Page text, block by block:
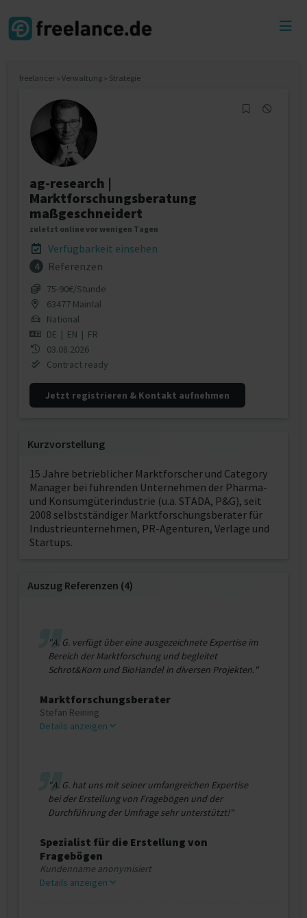
freelancer » Verwaltung » Strategie
ag-research |
Marktforschungsberatung
maßgeschneidert
zuletzt online vor wenigen Tagen
Verfügbarkeit einsehen
4 Referenzen
75‐90€/Stunde
63477 Maintal
National
DE | EN | FR
03.08.2026
Contract ready
Jetzt registrieren & Kontakt aufnehmen
Kurzvorstellung
15 Jahre betrieblicher Marktforscher und Category
Manager bei führenden Unternehmen der Pharma-
und Konsumgüterindustrie (u.a. STADA, P&G), seit
2008 selbstständiger Marktforschungsberater für
Industrieunternehmen, PR-Agenturen, Verlage und
Startups.
Auszug Referenzen (4)
"A. G. verfügt über eine ausgezeichnete Expertise im
Bereich der Marktforschung und begleitet
Schrot&Korn und BioHandel in diversen Projekten."
Marktforschungsberater
Stefan Reining
Details anzeigen
"A. G. hat uns mit seiner umfangreichen Expertise
bei der Erstellung von Fragebögen und der
Durchführung der Umfrage sehr unterstützt!"
Spezialist für die Erstellung von
Fragebögen
Kundenname anonymisiert
Details anzeigen